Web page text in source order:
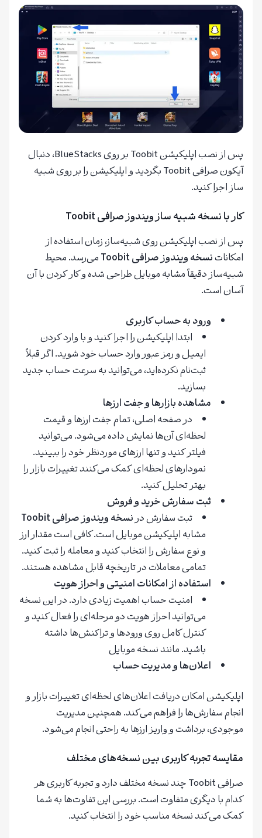
پس از نصب اپلیکیشن Toobit بر روی BlueStacks، دنبال
آیکون صرافی Toobit بگردید و اپلیکیشن را بر روی شبیه
ساز اجرا کنید.
کار با نسخه شبیه ساز ویندوز صرافی Toobit
پس از نصب اپلیکیشن روی شبیه‌ساز، زمان استفاده از
امکاناتنسخه ویندوز صرافی
می‌رسد. محیط
شبیه‌ساز دقیقاً مشابه موبایل طراحی شده و کار کردن با آن
آسان است.
ورود به حساب کاربری
ابتدا اپلیکیشن را اجرا کنید و با وارد کردن
ایمیل و رمز عبور وارد حساب خود شوید. اگر قبلاً
ثبت‌نام نکرده‌اید، می‌توانید به سرعت حساب جدید
بسازید.
مشاهده بازارها و جفت ارزها
در صفحه اصلی، تمام جفت ارزها و قیمت
لحظه‌ای آن‌ها نمایش داده می‌شود. می‌توانید
فیلتر کنید و تنها ارزهای موردنظر خود را ببینید.
نمودارهای لحظه‌ای کمک می‌کنند تغییرات بازار را
بهتر تحلیل کنید.
ثبت سفارش خرید و فروش
ثبت سفارش درنسخه ویندوز صرافی
مشابه اپلیکیشن موبایل است. کافی است مقدار ارز
و نوع سفارش را انتخاب کنید و معامله را ثبت کنید.
تمامی معاملات در تاریخچه قابل مشاهده هستند.
استفاده از امکانات امنیتی و احراز هویت
امنیت حساب اهمیت زیادی دارد. در این نسخه
می‌توانید احراز هویت دو مرحله‌ای را فعال کنید و
کنترل کامل روی ورودها و تراکنش‌ها داشته
باشید. مانند نسخه موبایل
اعلان‌ها و مدیریت حساب
اپلیکیشن امکان دریافت اعلان‌های لحظه‌ای تغییرات بازار و
انجام سفارش‌ها را فراهم می‌کند. همچنین مدیریت
موجودی، برداشت و واریز ارزها به راحتی انجام می‌شود.
مقایسه تجربه کاربری بین نسخه‌های مختلف
صرافی Toobit چند نسخه مختلف دارد و تجربه کاربری هر
کدام با دیگری متفاوت است. بررسی این تفاوت‌ها به شما
کمک می‌کند نسخه مناسب خود را انتخاب کنید.